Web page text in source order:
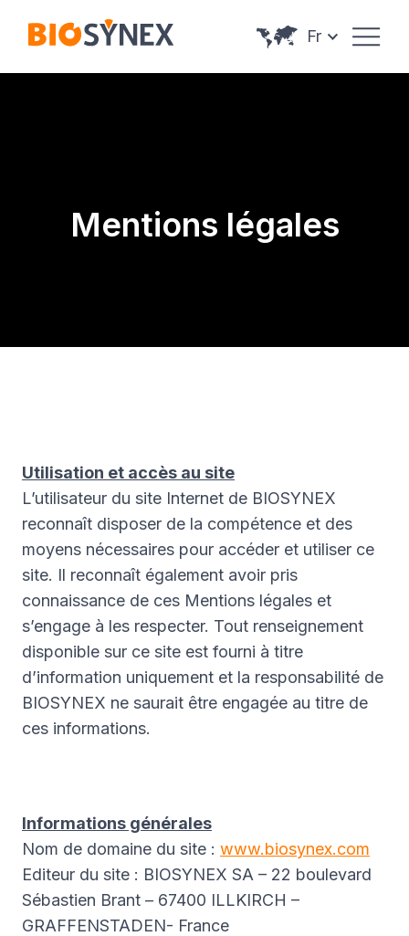
Fr
Mentions légales
Utilisation et accès au site
L’utilisateur du site Internet de BIOSYNEX
reconnaît disposer de la compétence et des
moyens nécessaires pour accéder et utiliser ce
site. Il reconnaît également avoir pris
connaissance de ces Mentions légales et
s’engage à les respecter. Tout renseignement
disponible sur ce site est fourni à titre
d’information uniquement et la responsabilité de
BIOSYNEX ne saurait être engagée au titre de
ces informations.
Informations générales
Nom de domaine du site : www.biosynex.com
Editeur du site : BIOSYNEX SA – 22 boulevard
Sébastien Brant – 67400 ILLKIRCH –
GRAFFENSTADEN- France